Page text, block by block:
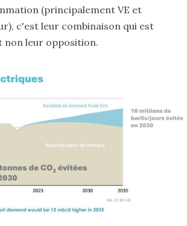
(principalement VE et
c'est leur combinaison qui est
non leur opposition.